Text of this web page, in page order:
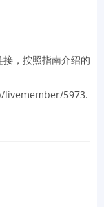
，按照指南介绍的
5973.